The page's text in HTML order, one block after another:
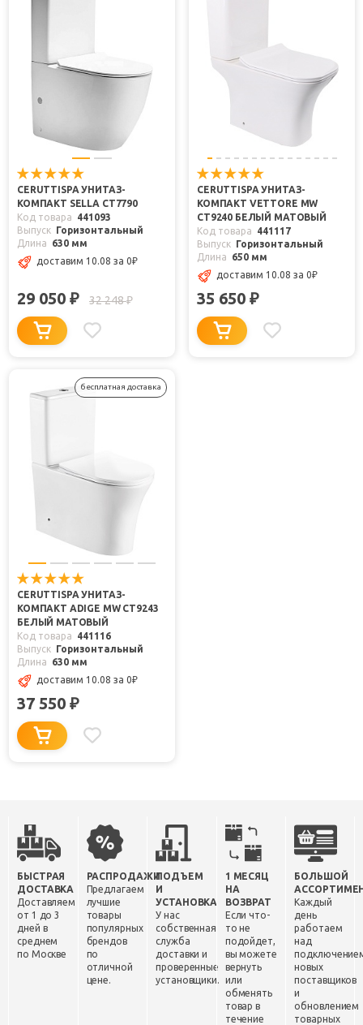
CERUTTISPA УНИТАЗ-
КОМПАКТ SELLA CT7790
Код товара
441093
Выпуск Горизонтальный
Длина
630 мм
доставим 10.08 за 0₽
29 050 ₽ 32 248₽
CERUTTISPA УНИТАЗ-
КОМПАКТ VETTORE MW
CT9240 БЕЛЫЙ МАТОВЫЙ
Код товара
441117
Выпуск Горизонтальный
Длина
650 мм
доставим 10.08 за 0₽
35 650 ₽
бесплатная доставка
CERUTTISPA УНИТАЗ-
КОМПАКТ ADIGE MW CT9243
БЕЛЫЙ МАТОВЫЙ
Код товара
441116
Выпуск Горизонтальный
Длина
630 мм
доставим 10.08 за 0₽
37 550 ₽
БЫСТРАЯ
ДОСТАВКА
Доставляем
от 1 до 3
дней в
среднем
по Москве
РАСПРОДАЖИ
Предлагаем
лучшие
товары
популярных
брендов
по
отличной
цене.
ПОДЪЕМ
И
УСТАНОВКА
У нас
собственная
служба
доставки и
проверенные
установщики.
1 МЕСЯЦ
НА
ВОЗВРАТ
Если что-
то не
подойдет,
вы можете
вернуть
или
обменять
товар в
течение
БОЛЬШОЙ
Каждый
день
работаем
над
новых
поставщиков
и
обновлением
товарных